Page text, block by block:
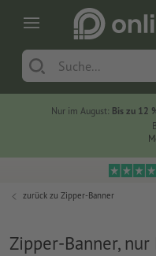
Nur im August: Bis zu 12
zurück zu Zipper-Banner
Zipper-Banner,